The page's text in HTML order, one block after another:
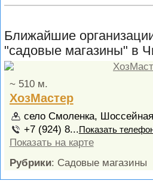
Ближайшие
"садовые магазины" в
~ 510 м.
ХозМастер
село Смоленка,
+7 (924) 8...Показать
Показать на карте
Рубрики: Садовые магазины